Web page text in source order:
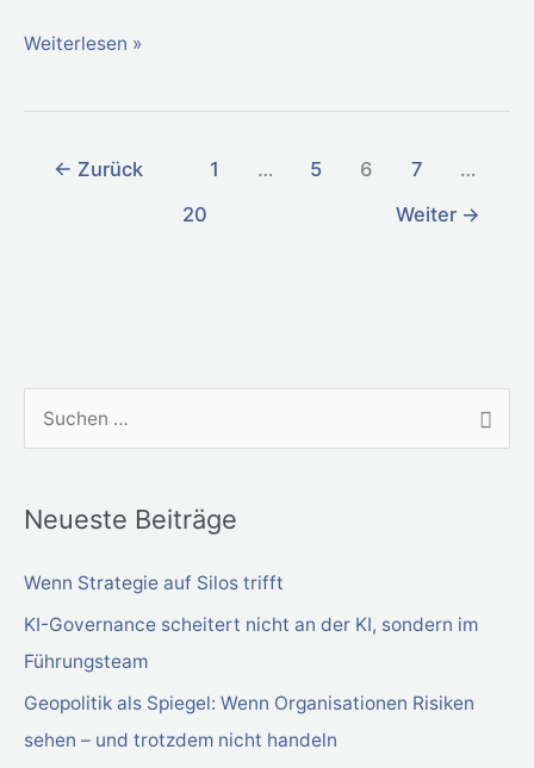
Weiterlesen »
← Zurück 1 … 5 6 7
…
20
Weiter →
h
e
Neueste Beiträge
Wenn Strategie auf Silos trifft
KI-Governance scheitert nicht an der KI, sondern im
Führungsteam
Geopolitik als Spiegel: Wenn Organisationen Risiken
sehen – und trotzdem nicht handeln